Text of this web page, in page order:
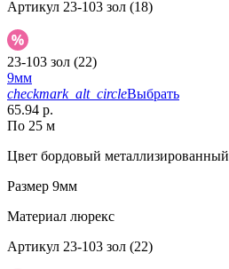
Артикул 23-103 зол (18)
23-103 зол (22)
9мм
checkmark_alt_circleВыбрать
65.94 р.
По 25 м
Цвет бордовый металлизированный
Размер 9мм
Материал люрекс
Артикул 23-103 зол (22)